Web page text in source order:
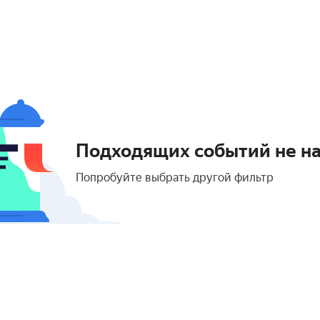
Подходящих событий не
Попробуйте выбрать другой фильтр